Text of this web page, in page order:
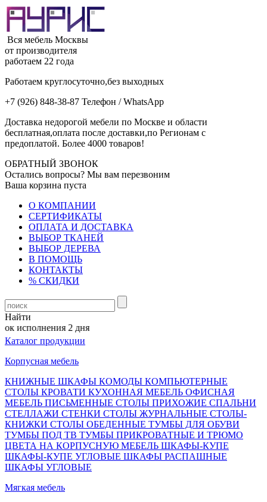
Вся мебель Москвы
от производителя
работаем 22 года
Работаем круглосуточно,без выходных
+7 (926) 848-38-87 Телефон / WhatsApp
Доставка недорогой мебели по Москве и области
бесплатная,оплата после доставки,по Регионам с
предоплатой. Более 4000 товаров!
ОБРАТНЫЙ ЗВОНОК
Остались вопросы? Мы вам перезвоним
Ваша корзина пуста
О КОМПАНИИ
СЕРТИФИКАТЫ
ОПЛАТА И ДОСТАВКА
ВЫБОР ТКАНЕЙ
ВЫБОР ДЕРЕВА
В ПОМОЩЬ
КОНТАКТЫ
% СКИДКИ
Найти
исполнения 2 дня
Каталог продукции
Корпусная мебель
КНИЖНЫЕ ШКАФЫ КОМОДЫ КОМПЬЮТЕРНЫЕ
СТОЛЫ КРОВАТИ КУХОННАЯ МЕБЕЛЬ ОФИСНАЯ
МЕБЕЛЬ ПИСЬМЕННЫЕ СТОЛЫ ПРИХОЖИЕ СПАЛЬНИ
СТЕЛЛАЖИ СТЕНКИ СТОЛЫ ЖУРНАЛЬНЫЕ СТОЛЫ-
КНИЖКИ СТОЛЫ ОБЕДЕННЫЕ ТУМБЫ ДЛЯ ОБУВИ
ТУМБЫ ПОД ТВ ТУМБЫ ПРИКРОВАТНЫЕ И ТРЮМО
ЦВЕТА НА КОРПУСНУЮ МЕБЕЛЬ ШКАФЫ-КУПЕ
ШКАФЫ-КУПЕ УГЛОВЫЕ ШКАФЫ РАСПАШНЫЕ
ШКАФЫ УГЛОВЫЕ
Мягкая мебель